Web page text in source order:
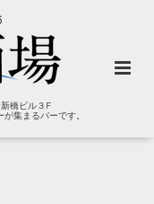
橋ビル３F
集まるバーです。